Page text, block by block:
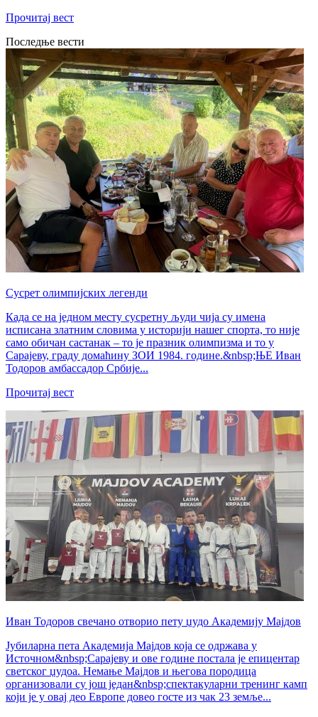
Прочитај вест
Последње вести
Сусрет олимпијских легенди
Када се на једном месту сусретну људи чија су имена
исписана златним словима у историји нашег спорта, то није
само обичан састанак – то је празник олимпизма и то у
Сарајеву, граду домаћину ЗОИ 1984. године.&nbsp;ЊЕ Иван
Тодоров амбассадор Србије...
Прочитај вест
Иван Тодоров свечано отворио пету џудо Академију Мајдов
Јубиларна пета Академија Мајдов која се одржава у
Источном&nbsp;Сарајеву и ове године постала је епицентар
светског џудоа. Немање Мајдов и његова породица
организовали су још један&nbsp;спектакуларни тренинг камп
који је у овај део Европе довео госте из чак 23 земље...